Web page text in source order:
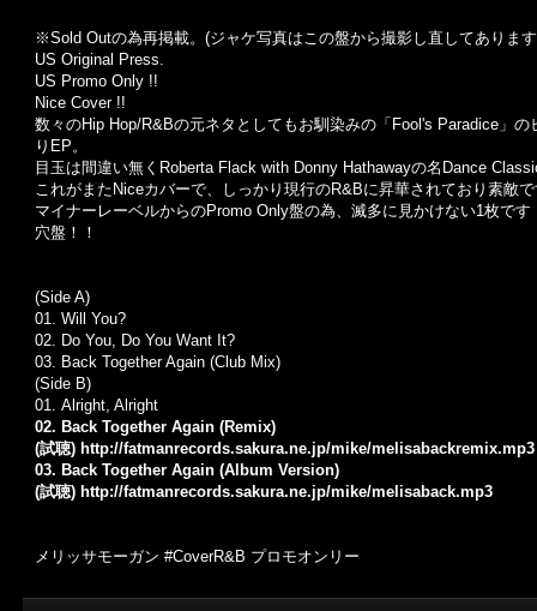
※Sold Outの為再掲載。 (ジャケ写真はこの盤から撮影し直してありま
US Original Press.
US Promo Only !!
Nice Cover !!
数々のHip Hop/R&Bの元ネタとしてもお馴染みの「Fool's Paradice」
りEP。
目玉は間違い無くRoberta Flack with Donny Hathawayの名Dance
これがまたNiceカバーで、しっかり現行のR&Bに昇華されており素敵
マイナーレーベルからのPromo Only盤の為、滅多に見かけない1枚です
穴盤！！
(Side A)
01. Will You?
02. Do You, Do You Want It?
03. Back Together Again (Club Mix)
(Side B)
01. Alright, Alright
02. Back Together Again (Remix)
(試聴) http://fatmanrecords.sakura.ne.jp/mike/melisabackremix.mp3
03. Back Together Again (Album Version)
(試聴) http://fatmanrecords.sakura.ne.jp/mike/melisaback.mp3
メリッサモーガン #CoverR&B プロモオンリー